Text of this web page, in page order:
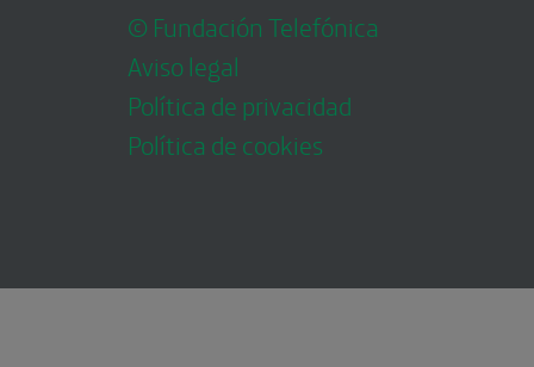
© Fundación Telefónica
Aviso legal
Política de privacidad
Política de cookies